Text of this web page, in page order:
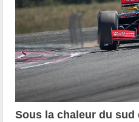
Sous la chaleur du sud